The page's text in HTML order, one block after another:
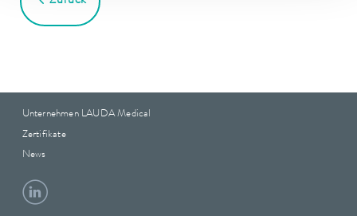
Unternehmen LAUDA Medical
Zertifikate
News